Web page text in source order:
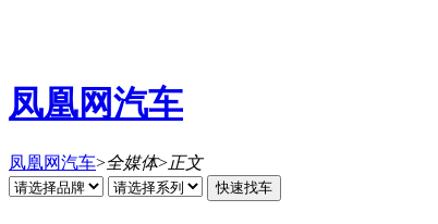
凤凰网汽车
凤凰网汽车>全媒体>正文